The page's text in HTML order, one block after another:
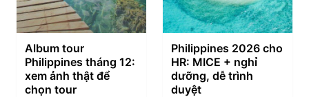
Album tour
Philippines tháng 12:
xem ảnh thật để
chọn tour
Philippines 2026 cho
HR: MICE + nghỉ
dưỡng, dễ trình
duyệt